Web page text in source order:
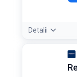
Detalii
Reducerea